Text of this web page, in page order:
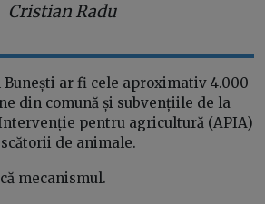
Cristian Radu
ar fi cele aproximativ 4.000
din comună și subvențiile de la
pentru agricultură (APIA)
de animale.
mecanismul.